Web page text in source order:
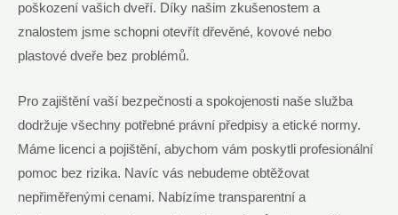
poškození vašich dveří. Díky našim zkušenostem a
znalostem jsme schopni otevřít dřevěné, kovové nebo
plastové dveře bez problémů.
Pro zajištění vaší bezpečnosti a spokojenosti naše služba
dodržuje všechny potřebné právní předpisy a etické normy.
Máme licenci a pojištění, abychom vám poskytli profesionální
pomoc bez rizika. Navíc vás nebudeme obtěžovat
nepřiměřenými cenami. Nabízíme transparentní a